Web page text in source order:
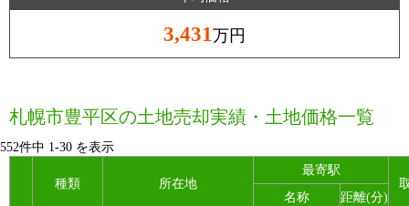
3,431万円
札幌市豊平区の土地売却実績・土地価格一覧
552件中 1-30 を表示
種類 所在地
最寄駅
名称
距離(分)